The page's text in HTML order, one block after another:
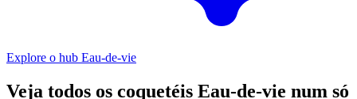
Explore o hub Eau-de-vie
Veja todos os coquetéis Eau-de-vie num só